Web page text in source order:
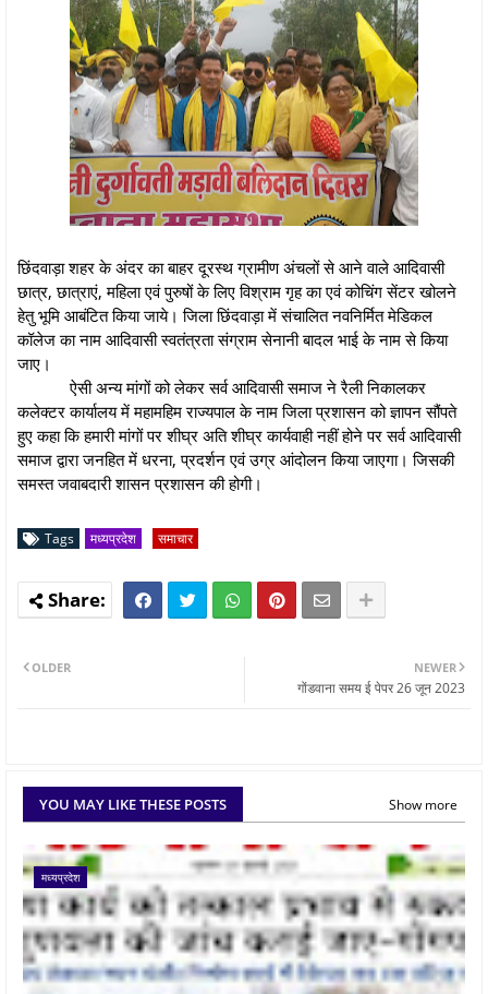
छिंदवाड़ा शहर के अंदर का बाहर दूरस्थ ग्रामीण अंचलों से आने वाले आदिवासी
छात्र, छात्राएं, महिला एवं पुरुषों के लिए विश्राम गृह का एवं कोचिंग सेंटर खोलने
हेतु भूमि आबंटित किया जाये। जिला छिंदवाड़ा में संचालित नवनिर्मित मेडिकल
कॉलेज का नाम आदिवासी स्वतंत्रता संग्राम सेनानी बादल भाई के नाम से किया
जाए।
ऐसी अन्य मांगों को लेकर सर्व आदिवासी समाज ने रैली निकालकर
कलेक्टर कार्यालय में महामहिम राज्यपाल के नाम जिला प्रशासन को ज्ञापन सौंपते
हुए कहा कि हमारी मांगों पर शीघ्र अति शीघ्र कार्यवाही नहीं होने पर सर्व आदिवासी
समाज द्वारा जनहित में धरना, प्रदर्शन एवं उग्र आंदोलन किया जाएगा। जिसकी
समस्त जवाबदारी शासन प्रशासन की होगी।
Tags मध्यप्रदेश समाचार
NEWER
गोंडवाना समय ई पेपर 26 जून 2023
OLDER
YOU MAY LIKE THESE POSTS Show more
मध्यप्रदेश